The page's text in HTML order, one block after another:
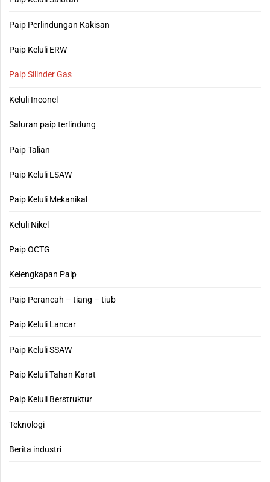
Paip Perlindungan Kakisan
Paip Keluli ERW
Paip Silinder Gas
Keluli Inconel
Saluran paip terlindung
Paip Talian
Paip Keluli LSAW
Paip Keluli Mekanikal
Keluli Nikel
Paip OCTG
Kelengkapan Paip
Paip Perancah – tiang – tiub
Paip Keluli Lancar
Paip Keluli SSAW
Paip Keluli Tahan Karat
Paip Keluli Berstruktur
Teknologi
Berita industri